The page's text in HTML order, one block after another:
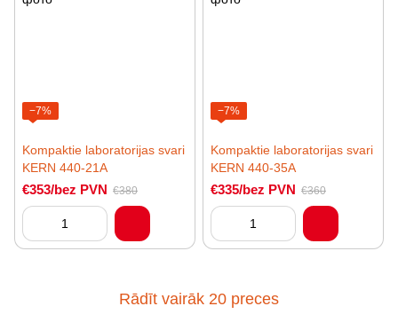
−7%
Kompaktie laboratorijas svari
KERN 440-21A
€353/bez PVN €380
−7%
Kompaktie laboratorijas svari
KERN 440-35A
€335/bez PVN €360
Rādīt vairāk 20 preces